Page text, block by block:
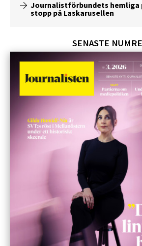
Journalistförbundets hemliga
stopp på Laskarusellen
SENASTE